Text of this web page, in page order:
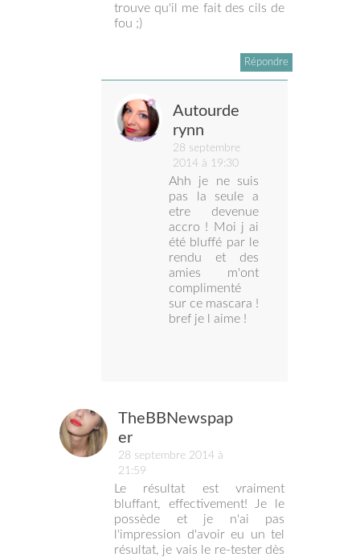
trouve qu'il me fait des cils de
fou ;)
Répondre
Autourde
rynn
28 septembre
2014 à 19:30
Ahh je ne suis
pas la seule a
etre devenue
accro ! Moi j ai
été bluffé par le
rendu et des
amies m'ont
complimenté
sur ce mascara !
bref je l aime !
TheBBNewspap
er
28 septembre 2014 à
21:59
Le résultat est vraiment
bluffant, effectivement! Je le
possède et je n'ai pas
l'impression d'avoir eu un tel
résultat, je vais le re-tester dès